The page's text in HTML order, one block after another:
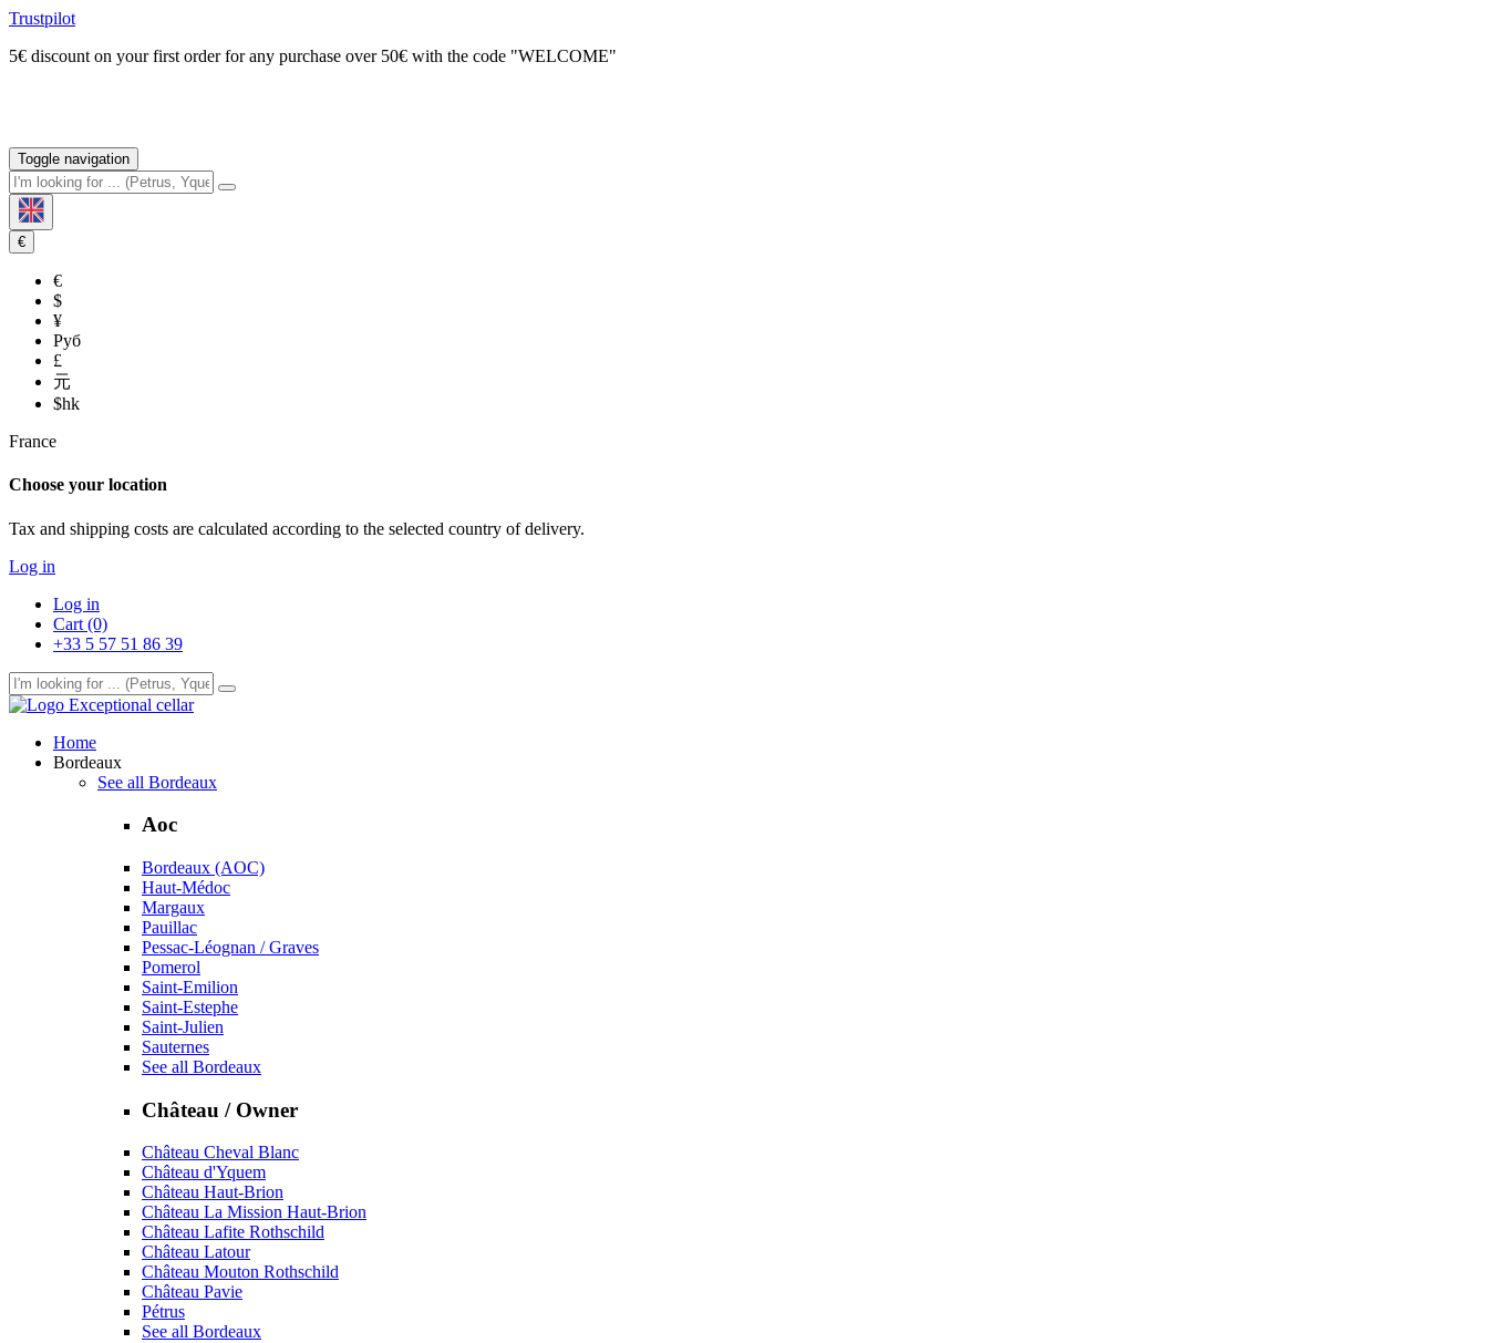
Trustpilot
5€ discount on your first order for any purchase over 50€ with the code "WELCOME"
Toggle navigation
€
€
$
¥
Руб
£
元
$hk
France
Choose your location
Tax and shipping costs are calculated according to the selected country of delivery.
Log in
Log in
Cart (0)
+33 5 57 51 86 39
Exceptional cellar
Home
Bordeaux
See all Bordeaux
Aoc
Bordeaux (AOC)
Haut-Médoc
Margaux
Pauillac
Pessac-Léognan / Graves
Pomerol
Saint-Emilion
Saint-Estephe
Saint-Julien
Sauternes
See all Bordeaux
Château / Owner
Château Cheval Blanc
Château d'Yquem
Château Haut-Brion
Château La Mission Haut-Brion
Château Lafite Rothschild
Château Latour
Château Mouton Rothschild
Château Pavie
Pétrus
See all Bordeaux